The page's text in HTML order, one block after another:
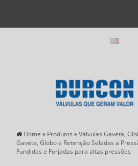
Home » Produtos »Válvulas Gaveta,
Gaveta, Globo e Retenção Seladas a
Fundidas e Forjadas para altas pressões